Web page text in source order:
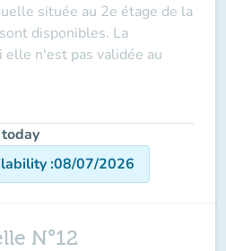
située au 2e étage de la
disponibles. La
n'est pas validée au
:08/07/2026
N°12